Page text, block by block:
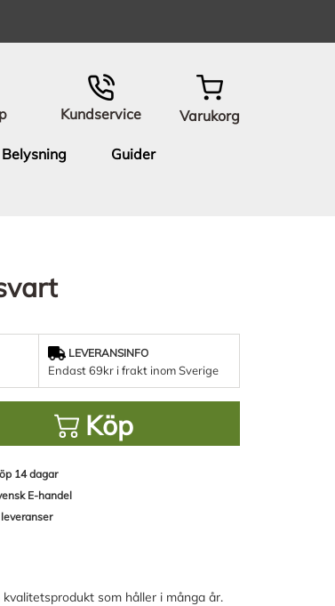
Kundservice Varukorg
Belysning
Guider
LEVERANSINFO
Endast 69kr i frakt inom Sverige
Köp
14 dagar
E-handel
som håller i många år.